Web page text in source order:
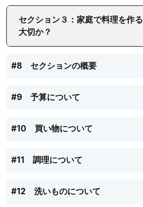
セクション３：家庭で料理を作
大切か？
#8 セクションの概要
#9 予算について
#10 買い物について
#11 調理について
#12 洗いものについて